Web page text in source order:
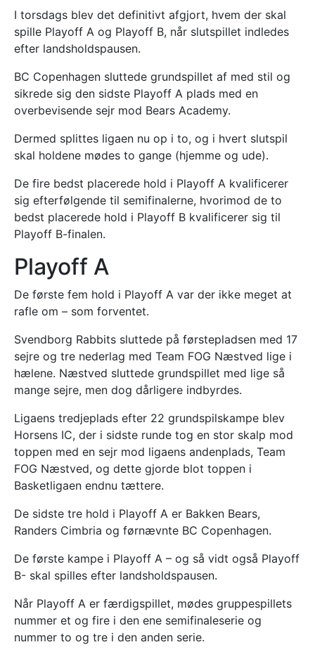
I torsdags blev det definitivt afgjort, hvem der skal
spille Playoff A og Playoff B, når slutspillet indledes
efter landsholdspausen.
BC Copenhagen sluttede grundspillet af med stil og
sikrede sig den sidste Playoff A plads med en
overbevisende sejr mod Bears Academy.
Dermed splittes ligaen nu op i to, og i hvert slutspil
skal holdene mødes to gange (hjemme og ude).
De fire bedst placerede hold i Playoff A kvalificerer
sig efterfølgende til semifinalerne, hvorimod de to
bedst placerede hold i Playoff B kvalificerer sig til
Playoff B-finalen.
Playoff A
De første fem hold i Playoff A var der ikke meget at
rafle om – som forventet.
Svendborg Rabbits sluttede på førstepladsen med 17
sejre og tre nederlag med Team FOG Næstved lige i
hælene. Næstved sluttede grundspillet med lige så
mange sejre, men dog dårligere indbyrdes.
Ligaens tredjeplads efter 22 grundspilskampe blev
Horsens IC, der i sidste runde tog en stor skalp mod
toppen med en sejr mod ligaens andenplads, Team
FOG Næstved, og dette gjorde blot toppen i
Basketligaen endnu tættere.
De sidste tre hold i Playoff A er Bakken Bears,
Randers Cimbria og førnævnte BC Copenhagen.
De første kampe i Playoff A – og så vidt også Playoff
B- skal spilles efter landsholdspausen.
Når Playoff A er færdigspillet, mødes gruppespillets
nummer et og fire i den ene semifinaleserie og
nummer to og tre i den anden serie.